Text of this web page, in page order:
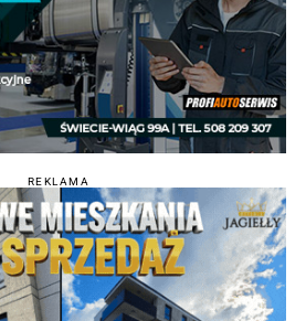
REKLAMA